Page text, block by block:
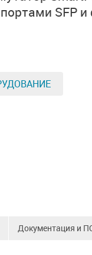
SFP
Документация и